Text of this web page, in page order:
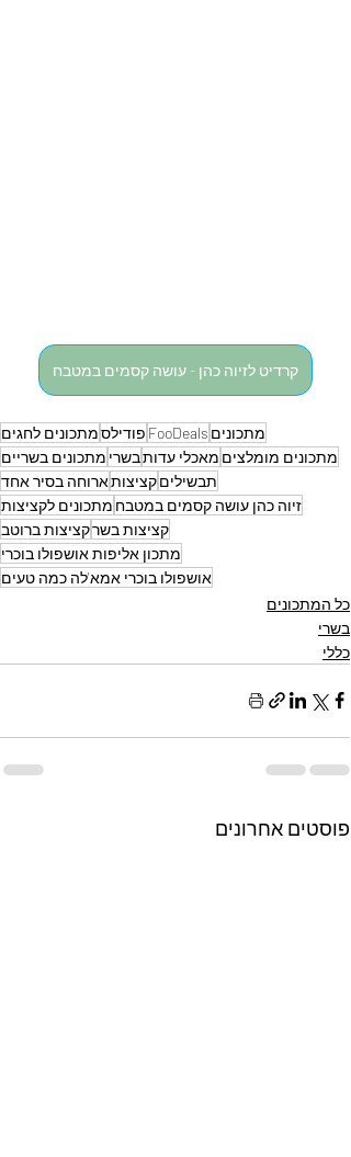
קרדיט לזיוה כהן - עושה קסמים במטבח
מתכונים FooDeals פודילסמתכונים לחגים
מתכונים מומלצים מאכלי עדותבשרי מתכונים בשריים
תבשיליםקציצותארוחה בסיר אחד
זיוה כהן עושה קסמים במטבח מתכונים לקציצות
קציצות בשרקציצות ברוטב
מתכון אליפות אושפולו בוכרי
אושפולו בוכרי אמא'לה כמה טעים
כל המתכונים
בשרי
כללי
פוסטים אחרונים